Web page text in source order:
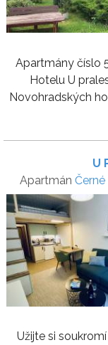
Apartmány číslo
Hotelu U
Novohradských
U
Apartmán
Užijte si